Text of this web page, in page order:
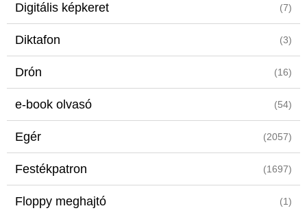
Digitális képkeret (7)
Diktafon (3)
Drón (16)
e-book olvasó (54)
Egér (2057)
Festékpatron (1697)
Floppy meghajtó (1)